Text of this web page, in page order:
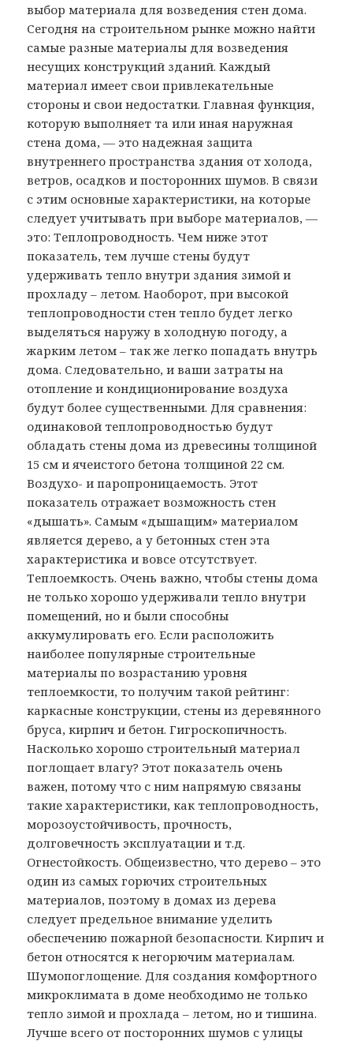
выбор материала для возведения стен дома.
Сегодня на строительном рынке можно найти
самые разные материалы для возведения
несущих конструкций зданий. Каждый
материал имеет свои привлекательные
стороны и свои недостатки. Главная функция,
которую выполняет та или иная наружная
стена дома, — это надежная защита
внутреннего пространства здания от холода,
ветров, осадков и посторонних шумов. В связи
с этим основные характеристики, на которые
следует учитывать при выборе материалов, —
это: Теплопроводность. Чем ниже этот
показатель, тем лучше стены будут
удерживать тепло внутри здания зимой и
прохладу – летом. Наоборот, при высокой
теплопроводности стен тепло будет легко
выделяться наружу в холодную погоду, а
жарким летом – так же легко попадать внутрь
дома. Следовательно, и ваши затраты на
отопление и кондиционирование воздуха
будут более существенными. Для сравнения:
одинаковой теплопроводностью будут
обладать стены дома из древесины толщиной
15 см и ячеистого бетона толщиной 22 см.
Воздухо- и паропроницаемость. Этот
показатель отражает возможность стен
«дышать». Самым «дышащим» материалом
является дерево, а у бетонных стен эта
характеристика и вовсе отсутствует.
Теплоемкость. Очень важно, чтобы стены дома
не только хорошо удерживали тепло внутри
помещений, но и были способны
аккумулировать его. Если расположить
наиболее популярные строительные
материалы по возрастанию уровня
теплоемкости, то получим такой рейтинг:
каркасные конструкции, стены из деревянного
бруса, кирпич и бетон. Гигроскопичность.
Насколько хорошо строительный материал
поглощает влагу? Этот показатель очень
важен, потому что с ним напрямую связаны
такие характеристики, как теплопроводность,
морозоустойчивость, прочность,
долговечность эксплуатации и т.д.
Огнестойкость. Общеизвестно, что дерево – это
один из самых горючих строительных
материалов, поэтому в домах из дерева
следует предельное внимание уделить
обеспечению пожарной безопасности. Кирпич и
бетон относятся к негорючим материалам.
Шумопоглощение. Для создания комфортного
микроклимата в доме необходимо не только
тепло зимой и прохлада – летом, но и тишина.
Лучше всего от посторонних шумов с улицы